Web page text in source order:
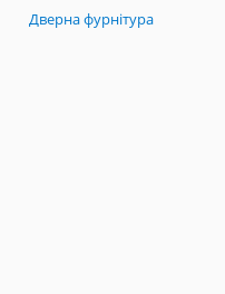
Дверна фурнітура